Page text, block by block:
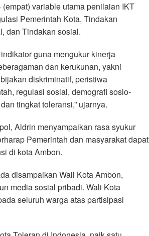
variable utama penilaian IKT
Pemerintah Kota, Tindakan
dan Tindakan sosial.
guna mengukur kinerja
dan kerukunan, yakni
diskriminatif, peristiwa
regulasi sosial, demografi sosio-
tingkat toleransi,” ujarnya.
Aldrin menyampaikan rasa syukur
Pemerintah dan masyarakat dapat
di kota Ambon.
disampaikan Wali Kota Ambon,
media sosial pribadi. Wali Kota
seluruh warga atas partisipasi